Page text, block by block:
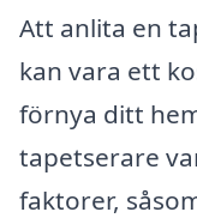
Att anlita en
kan vara ett
förnya ditt
tapetserare
faktorer,